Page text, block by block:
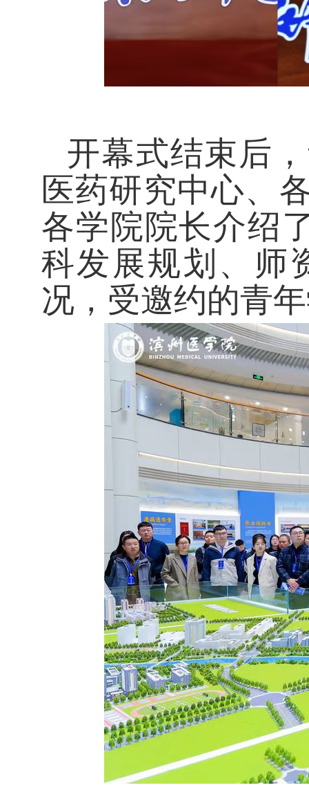
开幕式结束后
医药研究中心、
各学院院长介绍
科发展规划、师
况，受邀约的青